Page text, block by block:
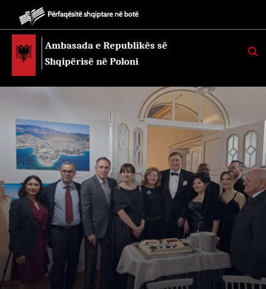
Përfaqësitë shqiptare në botë
Ambasada e Republikës së
Shqipërisë në Poloni
K
E